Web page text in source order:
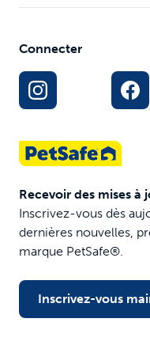
Connecter
Recevoir des mises à
Inscrivez-vous dès
dernières nouvelles,
marque PetSafe®.
Inscrivez-vous